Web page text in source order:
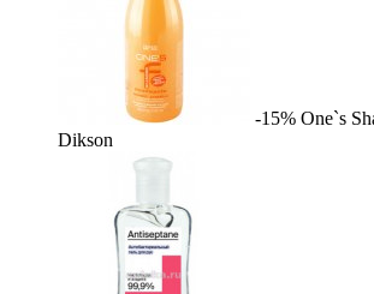
-15% One`s
Dikson